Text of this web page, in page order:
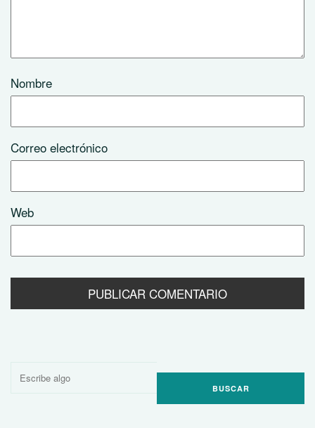
Nombre
Correo electrónico
Web
Buscar